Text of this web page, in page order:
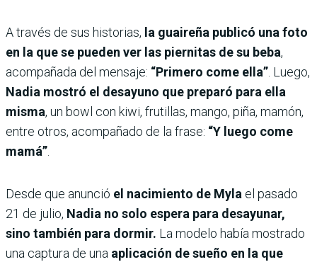
A través de sus historias, la guaireña publicó una foto
en la que se pueden ver las piernitas de su beba,
acompañada del mensaje: “Primero come ella”. Luego,
Nadia mostró el desayuno que preparó para ella
misma, un bowl con kiwi, frutillas, mango, piña, mamón,
entre otros, acompañado de la frase: “Y luego come
mamá”.
Desde que anunció el nacimiento de Myla el pasado
21 de julio, Nadia no solo espera para desayunar,
sino también para dormir. La modelo había mostrado
una captura de una aplicación de sueño en la que